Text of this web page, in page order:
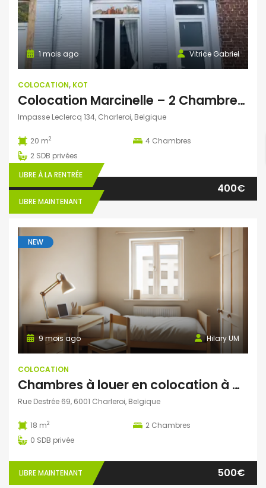
Vitrice Gabriel
1 mois ago
COLOCATION, KOT
Colocation Marcinelle – 2 Chambres meublées avec jardin
Impasse Leclercq 134, Charleroi, Belgique
20 m2 4 Chambres
2 SDB privées
LIBRE À LA RENTRÉE
LIBRE MAINTENANT
400€
NEW
Hilary UM
9 mois ago
COLOCATION
Chambres à louer en colocation à marcinelle
Rue Destrée 69, 6001 Charleroi, Belgique
18 m2 2 Chambres
0 SDB privée
LIBRE MAINTENANT 500€